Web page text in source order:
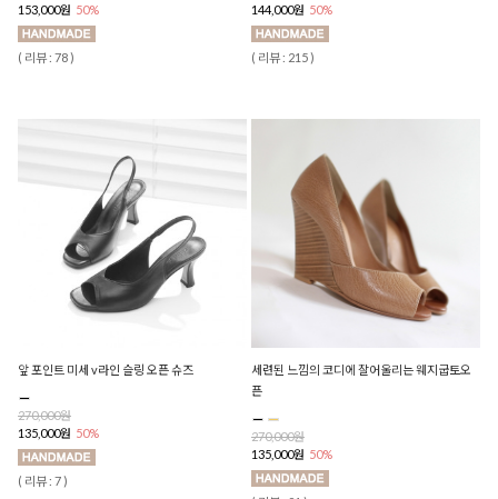
153,000원 50%
( 리뷰 : 78 )
144,000원 50%
( 리뷰 : 215 )
앞 포인트 미세 v라인 슬링 오픈 슈즈
270,000원
135,000원 50%
( 리뷰 : 7 )
세련된 느낌의 코디에 잘어울리는 웨지굽토오
픈
270,000원
135,000원 50%